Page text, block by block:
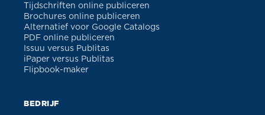
Tijdschriften online publiceren
Brochures online publiceren
Alternatief voor Google Catalogs
PDF online publiceren
Issuu versus Publitas
iPaper versus Publitas
Flipbook-maker
BEDRIJF